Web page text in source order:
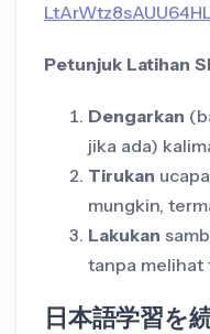
Petunjuk Latihan
Dengarkan
jika ada)
Tirukan
mungkin,
Lakukan
tanpa melihat
日本語学習を